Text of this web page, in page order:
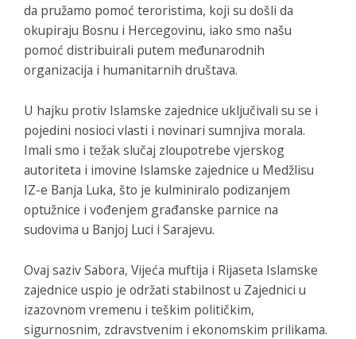
da pružamo pomoć teroristima, koji su došli da
okupiraju Bosnu i Hercegovinu, iako smo našu
pomoć distribuirali putem međunarodnih
organizacija i humanitarnih društava.
U hajku protiv Islamske zajednice uključivali su se i
pojedini nosioci vlasti i novinari sumnjiva morala.
Imali smo i težak slučaj zloupotrebe vjerskog
autoriteta i imovine Islamske zajednice u Medžlisu
IZ-e Banja Luka, što je kulminiralo podizanjem
optužnice i vođenjem građanske parnice na
sudovima u Banjoj Luci i Sarajevu.
Ovaj saziv Sabora, Vijeća muftija i Rijaseta Islamske
zajednice uspio je održati stabilnost u Zajednici u
izazovnom vremenu i teškim političkim,
sigurnosnim, zdravstvenim i ekonomskim prilikama.